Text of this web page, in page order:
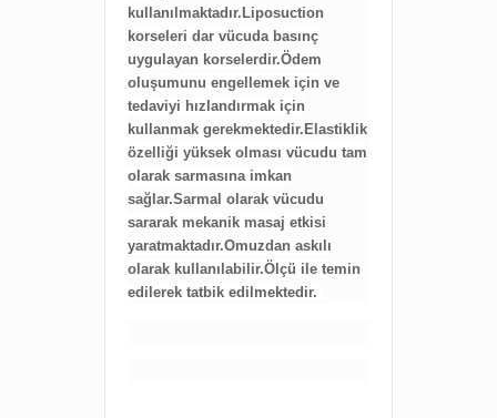
kullanılmaktadır.Liposuction
korseleri dar vücuda basınç
uygulayan korselerdir.Ödem
oluşumunu engellemek için ve
tedaviyi hızlandırmak için
kullanmak gerekmektedir.Elastiklik
özelliği yüksek olması vücudu tam
olarak sarmasına imkan
sağlar.Sarmal olarak vücudu
sararak mekanik masaj etkisi
yaratmaktadır.Omuzdan askılı
olarak kullanılabilir.Ölçü ile temin
edilerek tatbik edilmektedir.